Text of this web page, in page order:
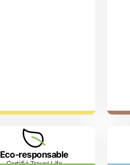
Eco-responsable
Certifié Travel Life